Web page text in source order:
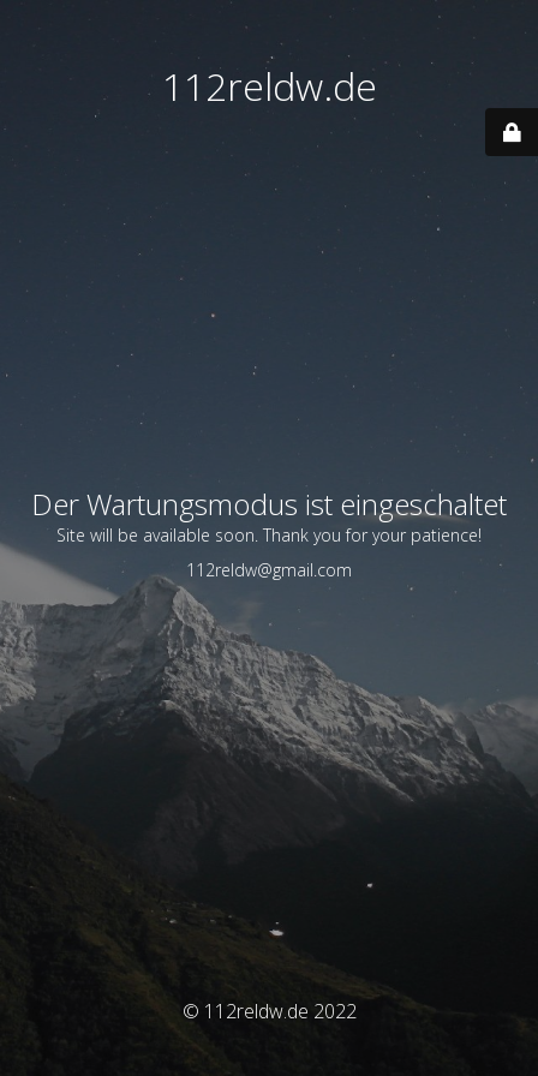
112reldw.de
Der Wartungsmodus ist eingeschaltet
Site will be available soon. Thank you for your patience!
112reldw@gmail.com
© 112reldw.de 2022